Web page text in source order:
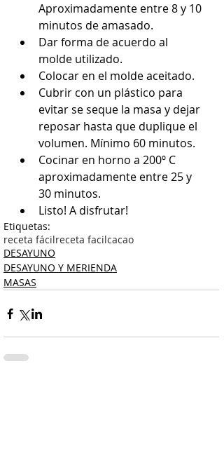
Aproximadamente entre 8 y 10
minutos de amasado.
Dar forma de acuerdo al
molde utilizado.
Colocar en el molde aceitado.
Cubrir con un plástico para
evitar se seque la masa y dejar
reposar hasta que duplique el
volumen. Mínimo 60 minutos.
Cocinar en horno a 200º C
aproximadamente entre 25 y
30 minutos.
Listo! A disfrutar!
Etiquetas:
receta fácilreceta facilcacao
DESAYUNO
DESAYUNO Y MERIENDA
MASAS